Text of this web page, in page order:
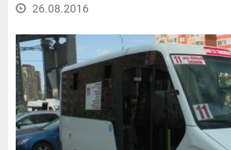
26.08.2016